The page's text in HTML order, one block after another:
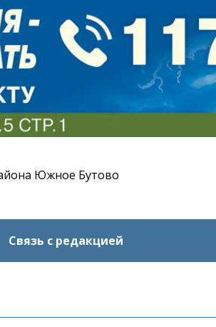
Южное Бутово
Связь с редакцией